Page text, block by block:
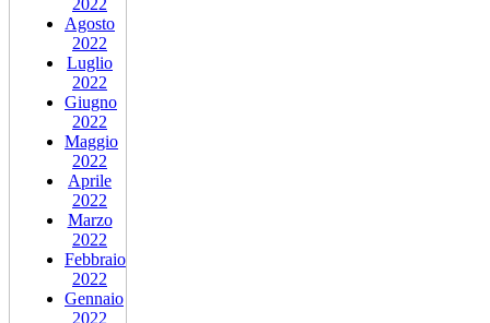
Agosto
2022
Luglio
2022
Giugno
2022
Maggio
2022
Aprile
2022
Marzo
2022
Febbraio
2022
Gennaio
2022